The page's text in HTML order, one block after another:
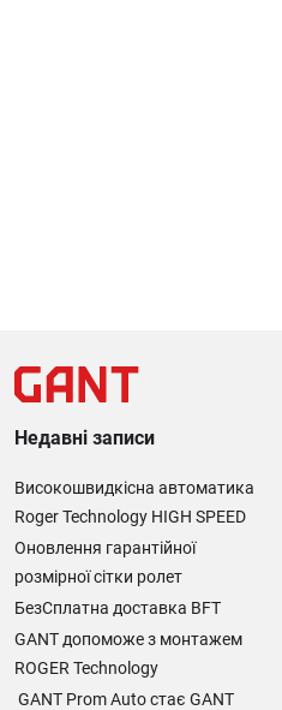
Недавні записи
Високошвидкісна автоматика
Roger Technology HIGH SPEED
Оновлення гарантійної
розмірної сітки ролет
БезСплатна доставка BFT
GANT допоможе з монтажем
ROGER Technology
GANT Prom Auto стає GANT